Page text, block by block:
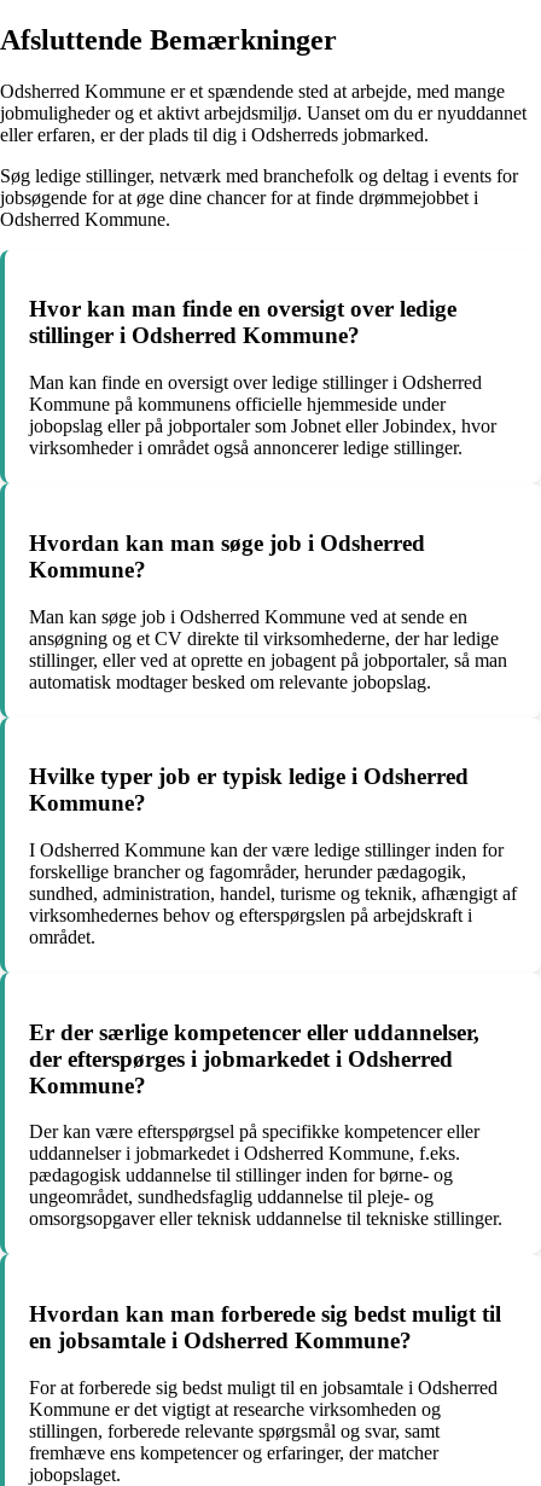
Afsluttende Bemærkninger
Odsherred Kommune er et spændende sted at arbejde, med mange
jobmuligheder og et aktivt arbejdsmiljø. Uanset om du er nyuddannet
eller erfaren, er der plads til dig i Odsherreds jobmarked.
Søg ledige stillinger, netværk med branchefolk og deltag i events for
jobsøgende for at øge dine chancer for at finde drømmejobbet i
Odsherred Kommune.
Hvor kan man finde en oversigt over ledige
stillinger i Odsherred Kommune?
Man kan finde en oversigt over ledige stillinger i Odsherred
Kommune på kommunens officielle hjemmeside under
jobopslag eller på jobportaler som Jobnet eller Jobindex, hvor
virksomheder i området også annoncerer ledige stillinger.
Hvordan kan man søge job i Odsherred
Kommune?
Man kan søge job i Odsherred Kommune ved at sende en
ansøgning og et CV direkte til virksomhederne, der har ledige
stillinger, eller ved at oprette en jobagent på jobportaler, så man
automatisk modtager besked om relevante jobopslag.
Hvilke typer job er typisk ledige i Odsherred
Kommune?
I Odsherred Kommune kan der være ledige stillinger inden for
forskellige brancher og fagområder, herunder pædagogik,
sundhed, administration, handel, turisme og teknik, afhængigt af
virksomhedernes behov og efterspørgslen på arbejdskraft i
området.
Er der særlige kompetencer eller uddannelser,
der efterspørges i jobmarkedet i Odsherred
Kommune?
Der kan være efterspørgsel på specifikke kompetencer eller
uddannelser i jobmarkedet i Odsherred Kommune, f.eks.
pædagogisk uddannelse til stillinger inden for børne- og
ungeområdet, sundhedsfaglig uddannelse til pleje- og
omsorgsopgaver eller teknisk uddannelse til tekniske stillinger.
Hvordan kan man forberede sig bedst muligt til
en jobsamtale i Odsherred Kommune?
For at forberede sig bedst muligt til en jobsamtale i Odsherred
Kommune er det vigtigt at researche virksomheden og
stillingen, forberede relevante spørgsmål og svar, samt
fremhæve ens kompetencer og erfaringer, der matcher
jobopslaget.